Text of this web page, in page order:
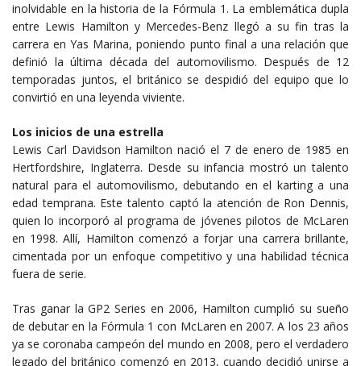
inolvidable en la historia de la Fórmula 1. La emblemática dupla
entre Lewis Hamilton y Mercedes-Benz llegó a su fin tras la
carrera en Yas Marina, poniendo punto final a una relación que
definió la última década del automovilismo. Después de 12
temporadas juntos, el británico se despidió del equipo que lo
convirtió en una leyenda viviente.
Los inicios de una estrella
Lewis Carl Davidson Hamilton nació el 7 de enero de 1985 en
Hertfordshire, Inglaterra. Desde su infancia mostró un talento
natural para el automovilismo, debutando en el karting a una
edad temprana. Este talento captó la atención de Ron Dennis,
quien lo incorporó al programa de jóvenes pilotos de McLaren
en 1998. Allí, Hamilton comenzó a forjar una carrera brillante,
cimentada por un enfoque competitivo y una habilidad técnica
fuera de serie.
Tras ganar la GP2 Series en 2006, Hamilton cumplió su sueño
de debutar en la Fórmula 1 con McLaren en 2007. A los 23 años
ya se coronaba campeón del mundo en 2008, pero el verdadero
legado del británico comenzó en 2013, cuando decidió unirse a